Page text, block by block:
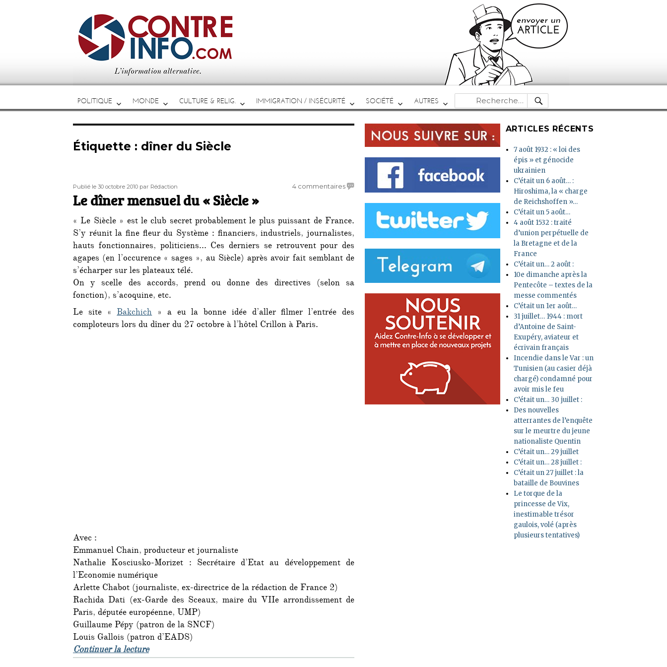
POLITIQUE MONDE CULTURE & RELIG. IMMIGRATION / INSÉCURITÉ SOCIÉTÉ AUTRES
Recherche
pour :
RECHERCHE
Étiquette : dîner du Siècle
Publié
le
Publié le 30 octobre 2010 Auteur
par Rédaction 4 commentairessur
«
Siècle
»
Le dîner mensuel du « Siècle »
« Le Siècle » est le club secret probablement le plus puissant de France.
S’y réunit la fine fleur du Système : financiers, industriels, journalistes,
hauts fonctionnaires, politiciens… Ces derniers se retrouvent pour des
agapes (en l’occurence « sages », au Siècle) après avoir fait semblant de
s’écharper sur les plateaux télé.
On y scelle des accords, prend ou donne des directives (selon sa
fonction), s’acoquine, etc.
Le site «Bakchich» a eu la bonne idée d’aller filmer l’entrée des
comploteurs lors du dîner du 27 octobre à l’hôtel Crillon à Paris.
Avec :
Emmanuel Chain, producteur et journaliste
Nathalie Kosciusko-Morizet : Secrétaire d’Etat au développement de
l’Economie numérique
Arlette Chabot (journaliste, ex-directrice de la rédaction de France 2)
Rachida Dati (ex-Garde des Sceaux, maire du VIIe arrondissement de
Paris, députée européenne, UMP)
Guillaume Pépy (patron de la SNCF)
Louis Gallois (patron d’EADS)
Continuer la lecturede « Le dîner mensuel du « Siècle » »
ARTICLES RÉCENTS
7 août 1932 : « loi des
épis » et génocide
ukrainien
C’était un 6 août… :
Hiroshima, la « charge
de Reichshoffen »…
C’était un 5 août…
4 août 1532 : traité
d’union perpétuelle de
la Bretagne et de la
France
C’était un… 2 août :
10e dimanche après la
Pentecôte – textes de la
messe commentés
C’était un 1er août…
31 juillet… 1944 : mort
d’Antoine de Saint-
Exupéry, aviateur et
écrivain français
Incendie dans le Var : un
Tunisien (au casier déjà
chargé) condamné pour
avoir mis le feu
C’était un… 30 juillet :
Des nouvelles
atterrantes de l’enquête
sur le meurtre du jeune
nationaliste Quentin
C’était un… 29 juillet
C’était un… 28 juillet :
C’était un 27 juillet : la
bataille de Bouvines
Le torque de la
princesse de Vix,
inestimable trésor
gaulois, volé (après
plusieurs tentatives)